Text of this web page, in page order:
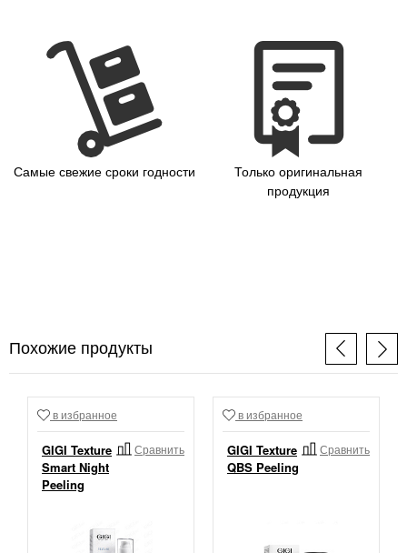
Самые свежие сроки годности
Только оригинальная
продукция
Похожие продукты
в избранное
Сравнить
GIGI Texture
Smart Night
Peeling
в избранное
Сравнить
GIGI Texture
QBS Peeling